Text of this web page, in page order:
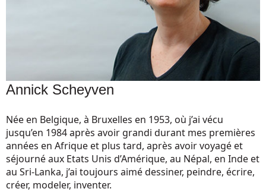
Annick Scheyven
Née en Belgique, à Bruxelles en 1953, où j’ai vécu
jusqu’en 1984 après avoir grandi durant mes premières
années en Afrique et plus tard, après avoir voyagé et
séjourné aux Etats Unis d’Amérique, au Népal, en Inde et
au Sri-Lanka, j’ai toujours aimé dessiner, peindre, écrire,
créer, modeler, inventer.